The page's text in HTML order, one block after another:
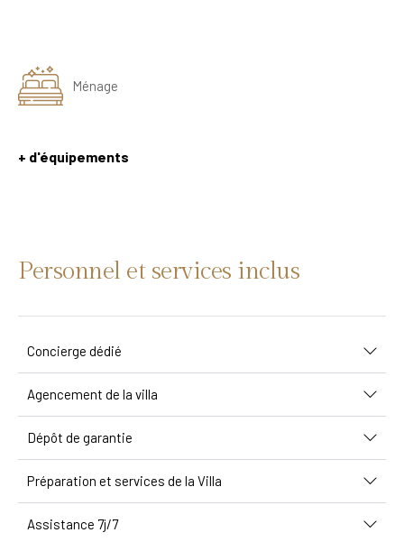
Ménage
+ d'équipements
Personnel et services inclus
Concierge dédié
Agencement de la villa
Dépôt de garantie
Préparation et services de la Villa
Assistance 7j/7